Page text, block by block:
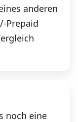
anderen
Prepaid
noch eine